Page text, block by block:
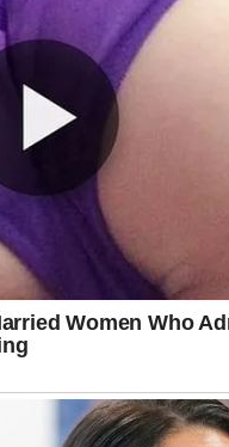
je javljanje preko
da se neko ozbiljno bori
duboko. Preduboko.
emocije izlaze na
ali su to suze
što krije.
– partner želi da zna